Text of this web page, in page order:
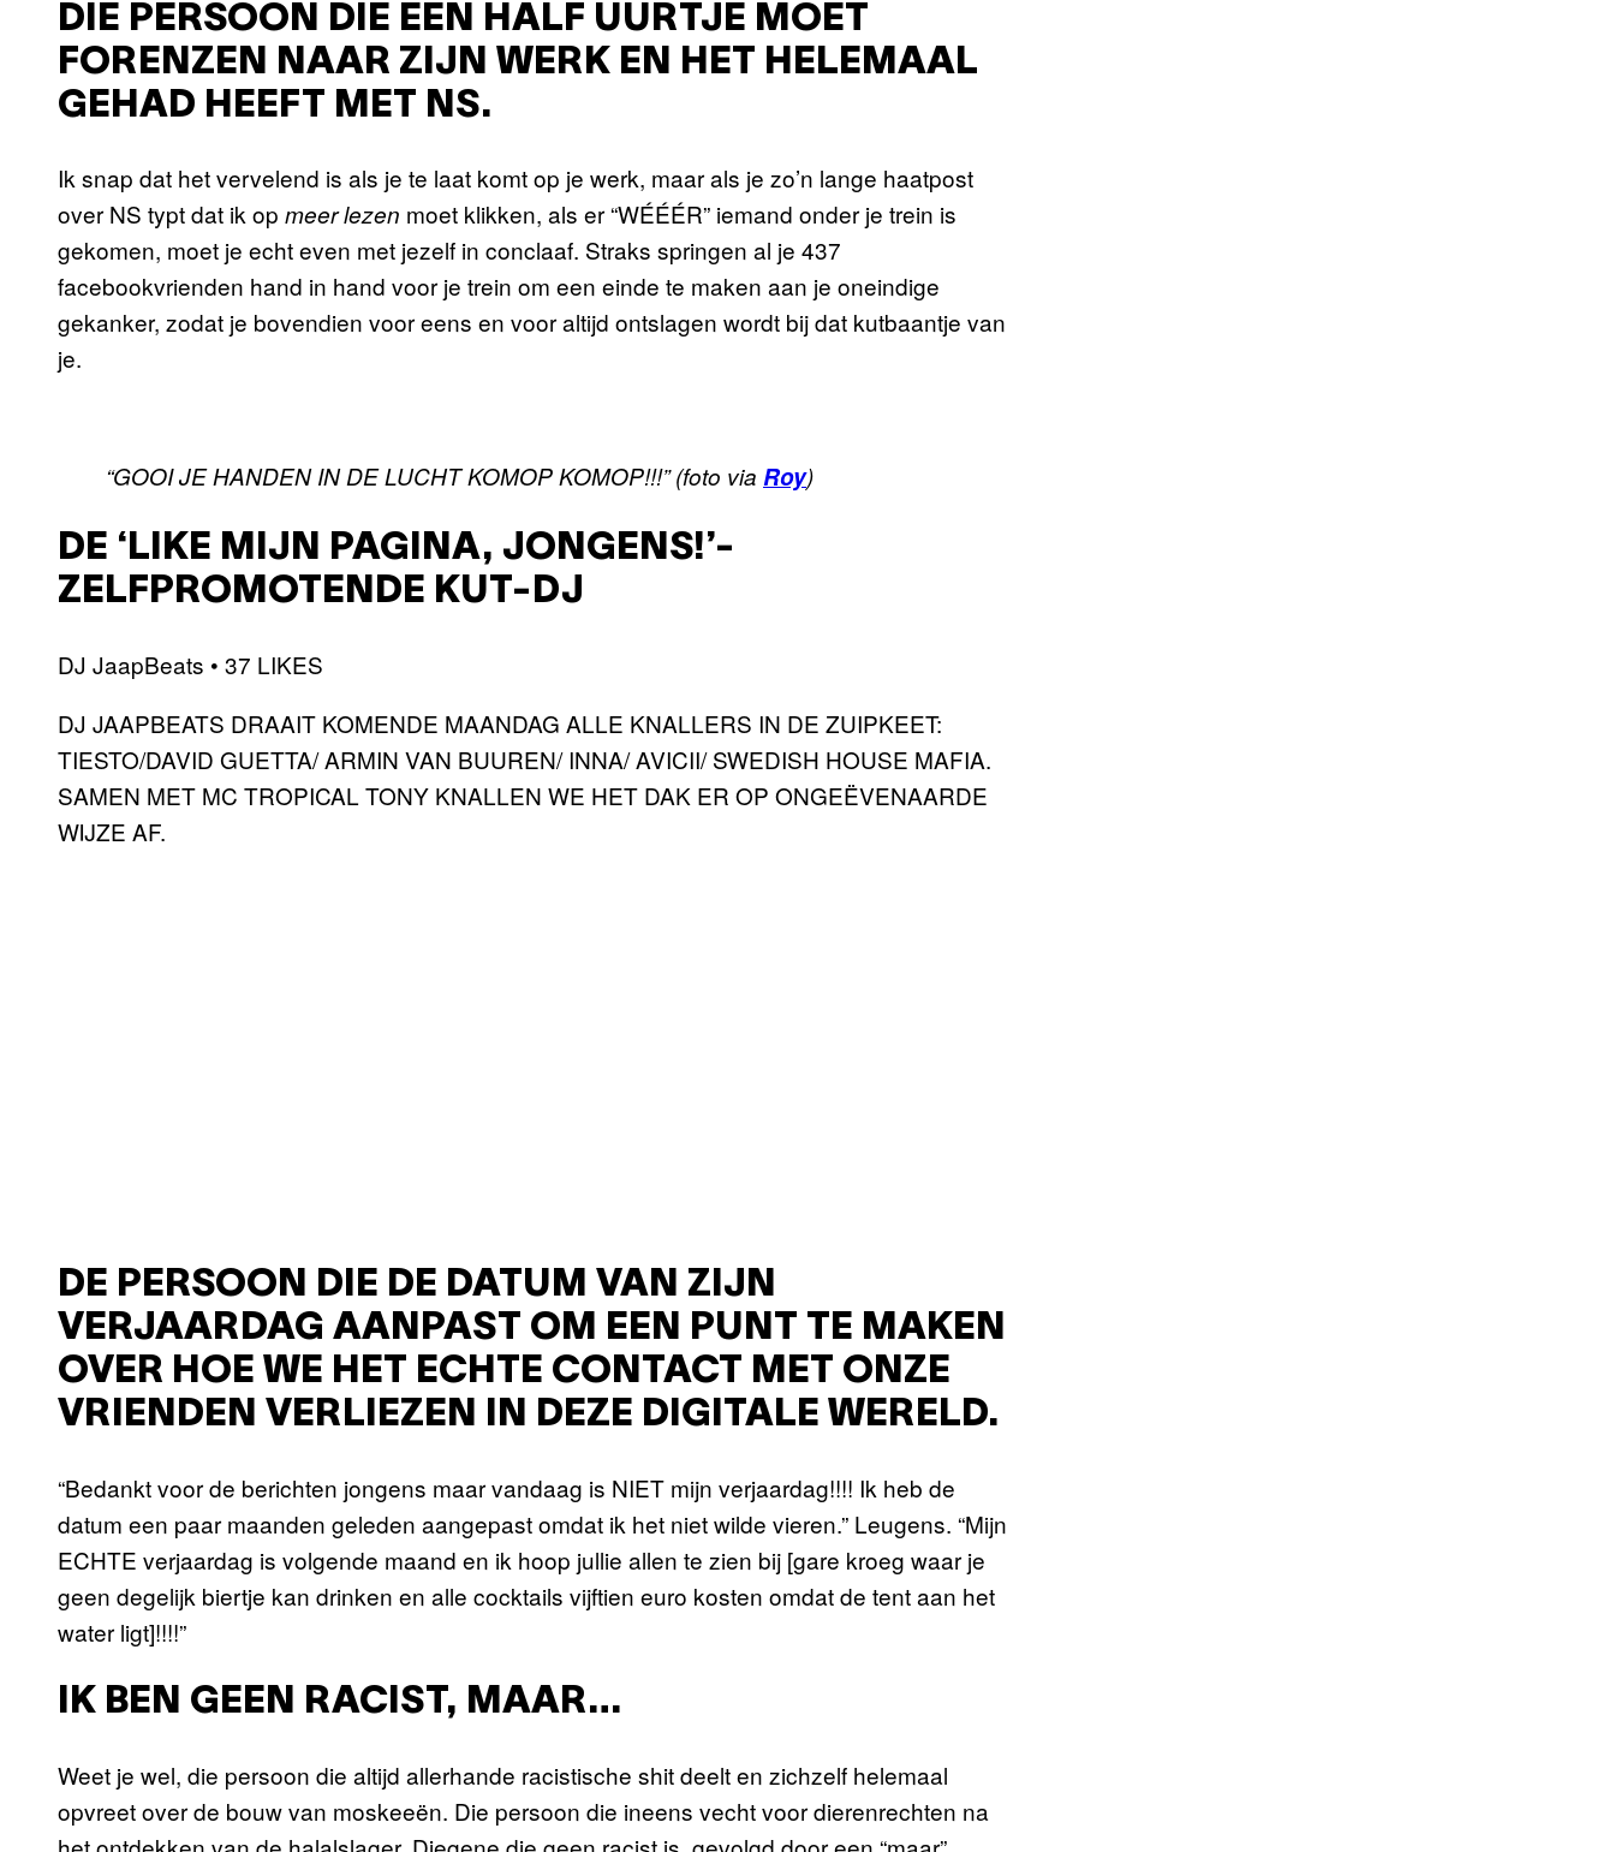
DIE PERSOON DIE EEN HALF UURTJE MOET
FORENZEN NAAR ZIJN WERK EN HET HELEMAAL
GEHAD HEEFT MET NS.
Ik snap dat het vervelend is als je te laat komt op je werk, maar als je zo’n lange haatpost
over NS typt dat ik op meer lezen moet klikken, als er “WÉÉÉR” iemand onder je trein is
gekomen, moet je echt even met jezelf in conclaaf. Straks springen al je 437
facebookvrienden hand in hand voor je trein om een einde te maken aan je oneindige
gekanker, zodat je bovendien voor eens en voor altijd ontslagen wordt bij dat kutbaantje van
je.
“GOOI JE HANDEN IN DE LUCHT KOMOP KOMOP!!!”(foto via Roy)
DE ‘LIKE MIJN PAGINA, JONGENS!’-
ZELFPROMOTENDE KUT-DJ
DJ JaapBeats • 37 LIKES
DJ JAAPBEATS DRAAIT KOMENDE MAANDAG ALLE KNALLERS IN DE ZUIPKEET:
TIESTO/DAVID GUETTA/ ARMIN VAN BUUREN/ INNA/ AVICII/ SWEDISH HOUSE MAFIA.
SAMEN MET MC TROPICAL TONY KNALLEN WE HET DAK ER OP ONGEËVENAARDE
WIJZE AF.
DE PERSOON DIE DE DATUM VAN ZIJN
VERJAARDAG AANPAST OM EEN PUNT TE MAKEN
OVER HOE WE HET ECHTE CONTACT MET ONZE
VRIENDEN VERLIEZEN IN DEZE DIGITALE WERELD.
“Bedankt voor de berichten jongens maar vandaag is NIET mijn verjaardag!!!! Ik heb de
datum een paar maanden geleden aangepast omdat ik het niet wilde vieren.” Leugens. “Mijn
ECHTE verjaardag is volgende maand en ik hoop jullie allen te zien bij [gare kroeg waar je
geen degelijk biertje kan drinken en alle cocktails vijftien euro kosten omdat de tent aan het
water ligt]!!!!”
IK BEN GEEN RACIST, MAAR…
Weet je wel, die persoon die altijd allerhande racistische shit deelt en zichzelf helemaal
opvreet over de bouw van moskeeën. Die persoon die ineens vecht voor dierenrechten na